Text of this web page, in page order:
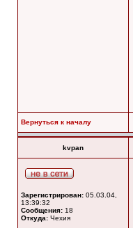
Вернуться к началу
kvpan
Зарегистрирован: 05.03.04,
13:39:32
Сообщения: 18
Откуда: Чехия